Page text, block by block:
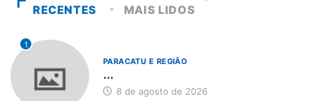
RECENTES MAIS LIDOS
1
PARACATU E REGIÃO
...
8 de agosto de 2026